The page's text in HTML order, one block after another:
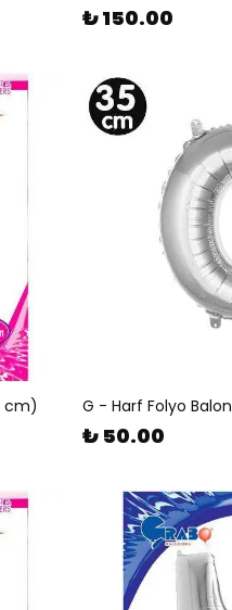
₺ 150.00
cm) G - Harf Folyo
₺ 50.00